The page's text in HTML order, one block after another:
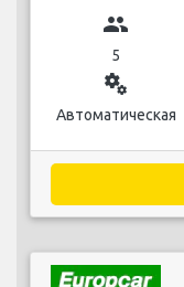
group
5
miscellaneous_services
Автоматическая